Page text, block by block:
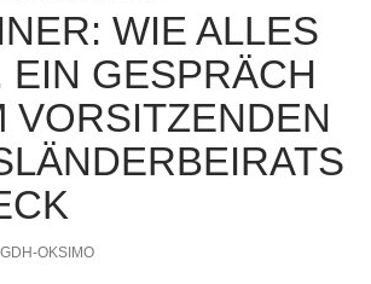
WIE ALLES
EIN GESPRÄCH
VORSITZENDEN
GDH-OKSIMO